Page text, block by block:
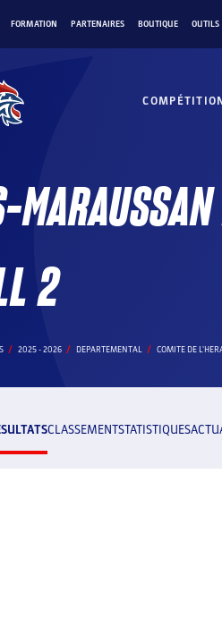
FORMATION PARTENAIRES BOUTIQUE OUTILS
2
2025 - 2026 DEPARTEMENTAL COMITE DE
CLASSEMENTSTATISTIQUES